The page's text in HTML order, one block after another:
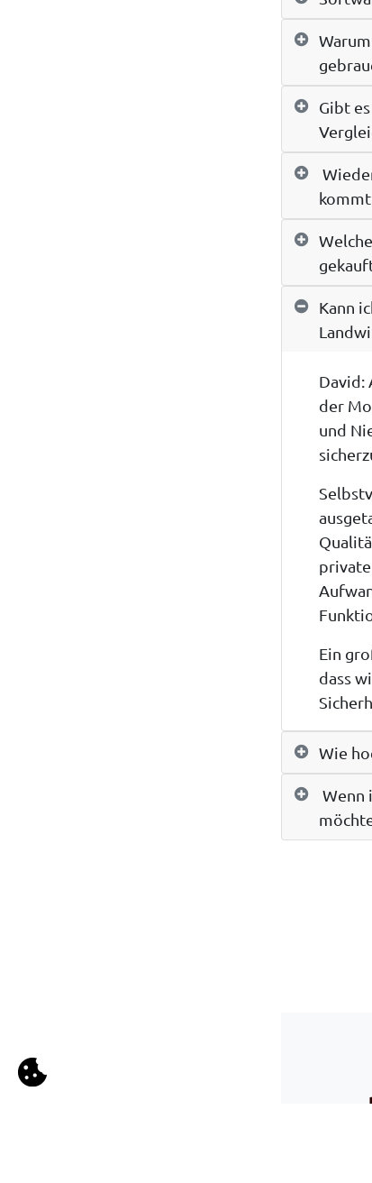
Gibt
Kann
David:
der
und
Ein
dass
Wie
Wenn